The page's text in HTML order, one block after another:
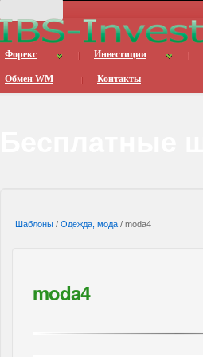
Форекс Инвестиции
Обмен WM Контакты
Шаблоны / Одежда, мода / moda4
moda4